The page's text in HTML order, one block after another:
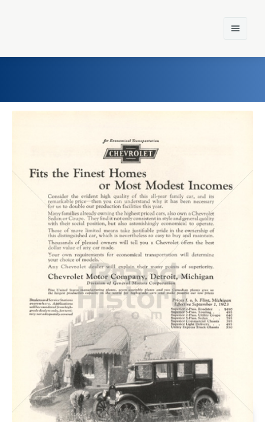
Marken
Konzerne